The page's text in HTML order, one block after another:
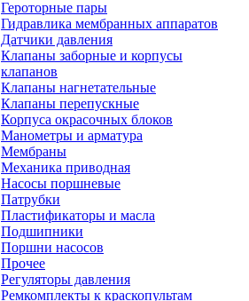
Героторные пары
Гидравлика мембранных аппаратов
Датчики давления
Клапаны заборные и корпусы
клапанов
Клапаны нагнетательные
Клапаны перепускные
Корпуса окрасочных блоков
Манометры и арматура
Мембраны
Механика приводная
Насосы поршневые
Патрубки
Пластификаторы и масла
Подшипники
Поршни насосов
Прочее
Регуляторы давления
Ремкомплекты к краскопультам